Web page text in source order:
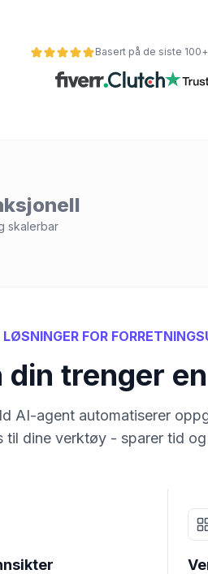
Basert på de siste
skalerbar
LØSNINGER FOR
trenger
AI-agent automatiserer
til dine verktøy - sparer tid